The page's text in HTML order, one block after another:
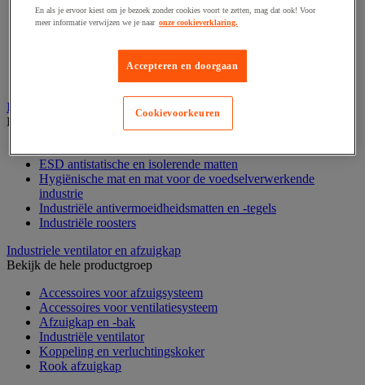
Palletstelling
Rek voor haspels en spoelen
Stellingen voor de automobielindustrie
Industriële mat, tegel en rooster
Bekijk de hele productgroep
ESD antistatische en isolerende matten
Hygiënische mat en mat voor de voedselverwerkende
industrie
Industriële antivermoeidheidsmatten en -tegels
Industriële roosters
Industriele ventilator en afzuigkap
Bekijk de hele productgroep
Accessoires voor afzuigsysteem
Accessoires voor ventilatiesysteem
Afzuigkap en -bak
Industriële ventilator
Koppeling en verluchtingskoker
Rook afzuigkap
En als je ervoor kiest om je bezoek zonder cookies voort te zetten, mag dat ook! Voor
meer informatie verwijzen we je naar onze cookieverklaring.
Accepteren en doorgaan
Cookievoorkeuren